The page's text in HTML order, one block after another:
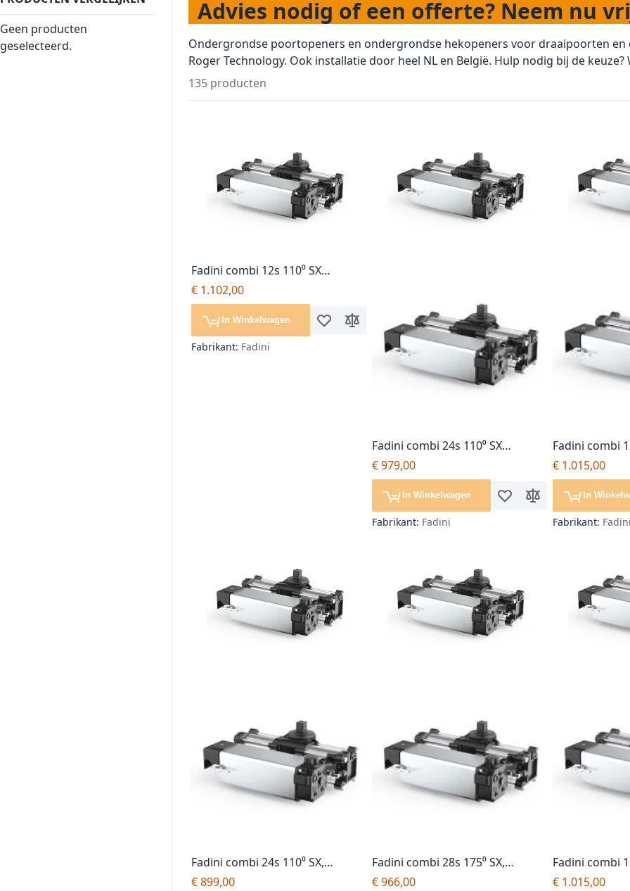
Advies nodig of een offerte? Neem nu
Ondergrondse poortopeners en ondergrondse hekopeners voor draaipoorten en
Roger Technology. Ook installatie door heel NL en België. Hulp nodig bij de keuze?
135 producten
Fadini combi 12s 110⁰ SX
softstop, poortopener, losse
motor
€ 1.102,00
In Winkelwagen Voeg toe aan verlanglijst
Toevoegen om te vergelijken
Fabrikant: Fadini
Fadini combi 24s 110⁰ SX
softstop, poortopener, losse
motor
€ 979,00
In Winkelwagen Voeg toe aan verlanglijst
Toevoegen om te
Fabrikant: Fadini
Fadini combi
poortopener,
€ 1.015,00
In
Fabrikant: Fadini
Fadini combi 24s 110⁰ SX,
poortopener, losse motor
€ 899,00
Fadini combi 28s 175⁰ SX,
poortopener, losse motor
€ 966,00
Fadini combi
poortopener,
€ 1.015,00
Geen producten
geselecteerd.